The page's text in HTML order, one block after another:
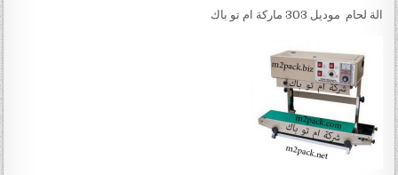
الة لحام ‏ موديل 303 ماركة ام تو باك